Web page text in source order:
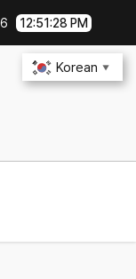
인할 것은?
12:51:29 PM
Korean ▼